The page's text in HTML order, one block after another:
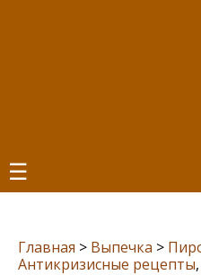
☰
Главная > Выпечка >
Антикризисные рецепты,